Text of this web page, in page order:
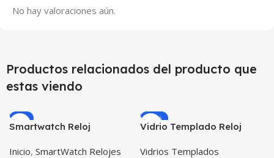
No hay valoraciones aún.
Productos relacionados del producto que
estas viendo
-9%
Smartwatch Reloj
WATCH BLACK™ (PK W34
Inicio, SmartWatch Relojes
-49%
Vidrio Templado Reloj
Huawei Gt2 46mm
Vidrios Templados